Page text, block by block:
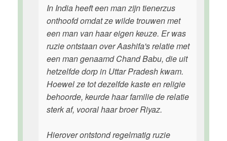
In India heeft een man zijn tienerzus
onthoofd omdat ze wilde trouwen met
een man van haar eigen keuze. Er was
ruzie ontstaan over Aashifa's relatie met
een man genaamd Chand Babu, die uit
hetzelfde dorp in Uttar Pradesh kwam.
Hoewel ze tot dezelfde kaste en religie
behoorde, keurde haar familie de relatie
sterk af, vooral haar broer Riyaz.
Hierover ontstond regelmatig ruzie